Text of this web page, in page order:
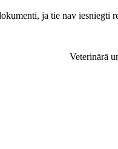
ja tie nav iesniegti
Veterinārā